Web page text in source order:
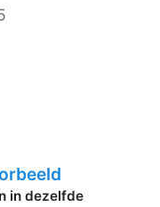
in dezelfde